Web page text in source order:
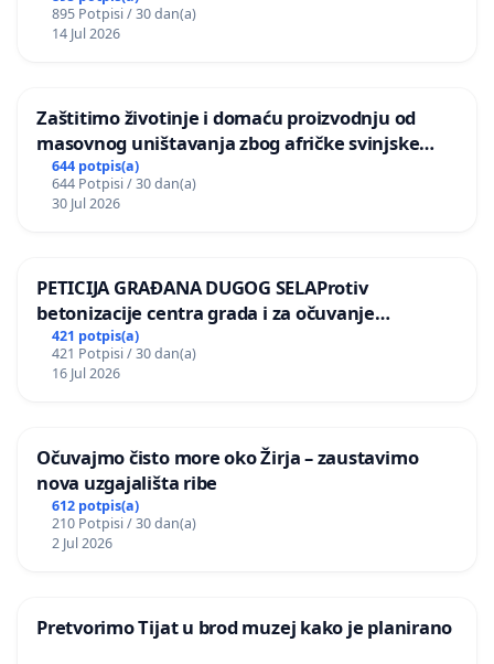
895 Potpisi / 30 dan(a)
14 Jul 2026
Zaštitimo životinje i domaću proizvodnju od
masovnog uništavanja zbog afričke svinjske
kuge
644 potpis(a)
644 Potpisi / 30 dan(a)
30 Jul 2026
PETICIJA GRAĐANA DUGOG SELAProtiv
betonizacije centra grada i za očuvanje
postojećih zelenih površina i odraslih stabala pri
donošenju izmjena urbanističkog plana
421 potpis(a)
421 Potpisi / 30 dan(a)
16 Jul 2026
Očuvajmo čisto more oko Žirja – zaustavimo
nova uzgajališta ribe
612 potpis(a)
210 Potpisi / 30 dan(a)
2 Jul 2026
Pretvorimo Tijat u brod muzej kako je planirano